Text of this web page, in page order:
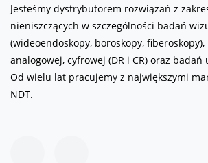
Jesteśmy dystrybutorem rozwiązań z
nieniszczących w szczególności badań
(wideoendoskopy, boroskopy,
analogowej, cyfrowej (DR i CR) oraz
Od wielu lat pracujemy z największymi
NDT.